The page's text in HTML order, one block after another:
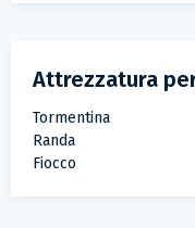
Attrezzatura
Tormentina
Randa
Fiocco